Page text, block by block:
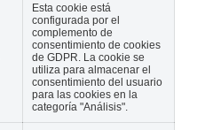
Esta cookie está
configurada por el
complemento de
consentimiento de cookies
de GDPR. La cookie se
utiliza para almacenar el
consentimiento del usuario
para las cookies en la
categoría "Análisis".